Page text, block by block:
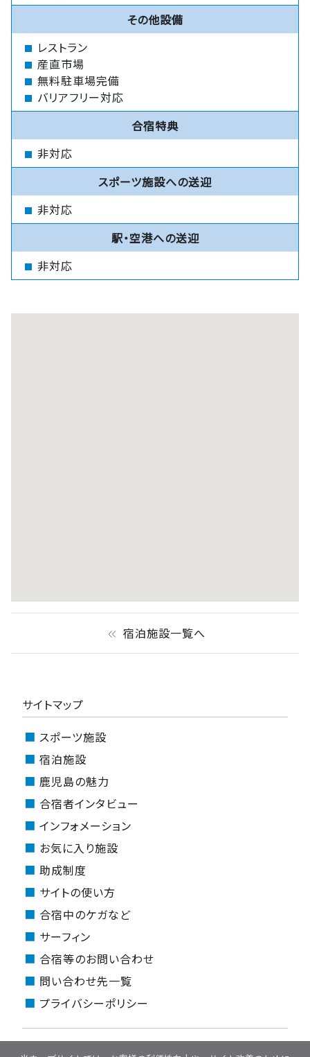
その他設備
レストラン
産直市場
無料駐車場完備
バリアフリー対応
合宿特典
非対応
スポーツ施設への送迎
非対応
駅・空港への送迎
非対応
keyboard_double_arrow_left 宿泊施設一覧へ
サイトマップ
スポーツ施設
宿泊施設
鹿児島の魅力
合宿者インタビュー
インフォメーション
お気に入り施設
助成制度
サイトの使い方
合宿中のケガなど
サーフィン
合宿等のお問い合わせ
問い合わせ先一覧
プライバシーポリシー